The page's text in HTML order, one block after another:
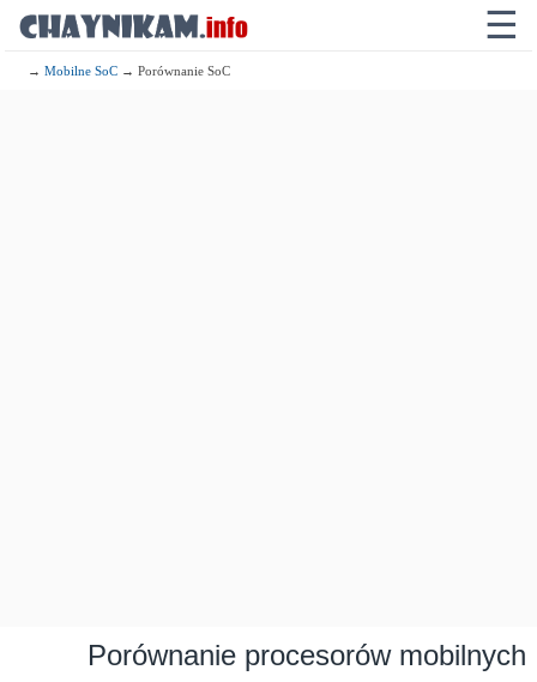
☰
→Mobilne SoC → Porównanie SoC
Porównanie procesorów mobilnych